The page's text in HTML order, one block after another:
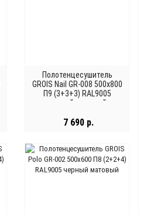
Полотенцесушитель
GROIS Nail GR-008 500х800
П9 (3+3+3) RAL9005
черный матовый
7 690 р.